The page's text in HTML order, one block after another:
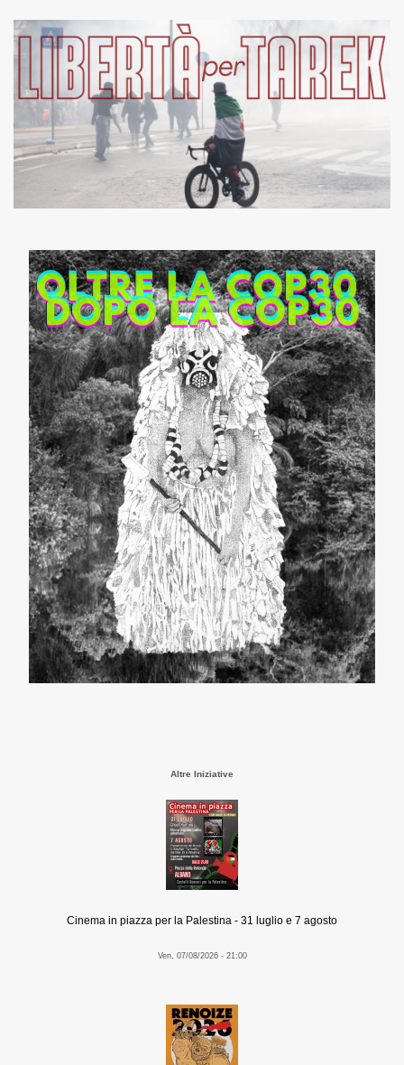
Altre Iniziative
Cinema in piazza per la Palestina - 31 luglio e 7 agosto
Ven, 07/08/2026 - 21:00